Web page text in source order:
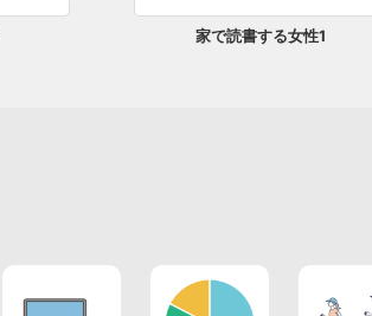
家で読書する女性1